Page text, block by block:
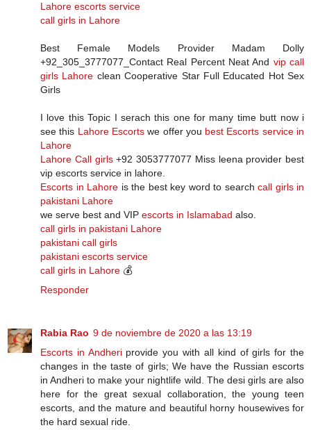
Lahore escorts service
call girls in Lahore
Best Female Models Provider Madam Dolly
+92_305_3777077_Contact Real Percent Neat And vip call
girls Lahore clean Cooperative Star Full Educated Hot Sex
Girls
I love this Topic I serach this one for many time butt now i
see this Lahore Escortswe offer you best Escorts service in
Lahore
Lahore Call girls+92 3053777077 Miss leena provider best
vip escorts service in lahore.
Escorts in Lahore is the best key word to search call girls in
pakistani Lahore
we serve best and VIP escorts in Islamabad also.
call girls in pakistani Lahore
pakistani call girls
pakistani escorts service
call girls in Lahore 💰
Responder
Rabia Rao 9 de noviembre de 2020 a las 13:19
Escorts in Andheriprovide you with all kind of girls for the
changes in the taste of girls; We have the Russian escorts
in Andheri to make your nightlife wild. The desi girls are also
here for the great sexual collaboration, the young teen
escorts, and the mature and beautiful horny housewives for
the hard sexual ride.